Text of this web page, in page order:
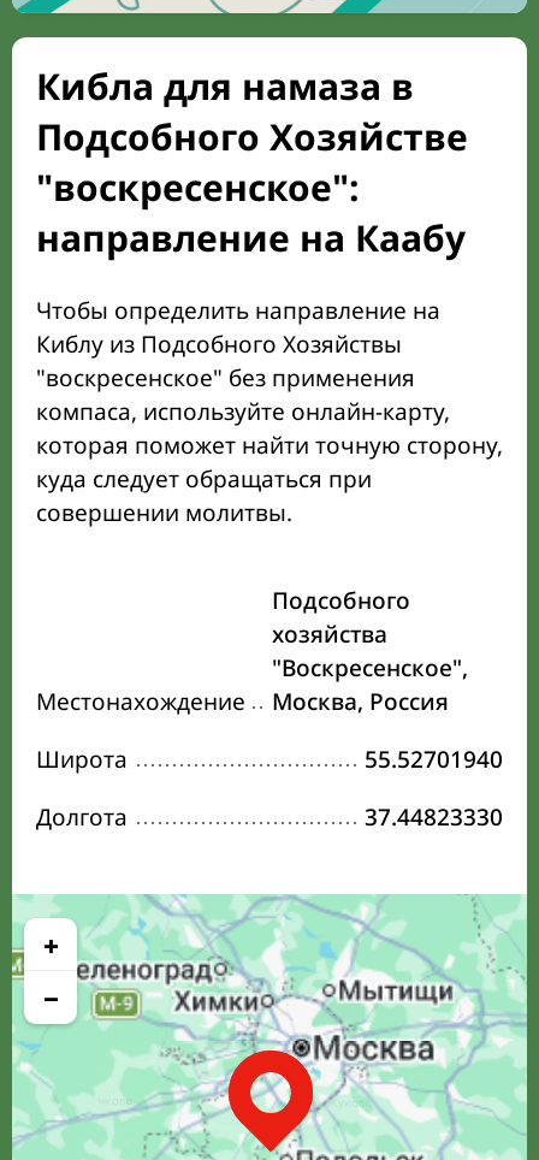
Кибла для намаза в
Подсобного Хозяйстве
"воскресенское":
направление на Каабу
Чтобы определить направление на
Киблу из Подсобного Хозяйствы
"воскресенское" без применения
компаса, используйте онлайн-карту,
которая поможет найти точную сторону,
куда следует обращаться при
совершении молитвы.
Местонахождение
Подсобного
хозяйства
"Воскресенское",
Москва, Россия
Широта
55.52701940
Долгота
37.44823330
+
−